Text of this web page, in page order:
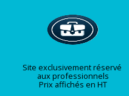
Site exclusivement réservé
aux professionnels
Prix affichés en HT